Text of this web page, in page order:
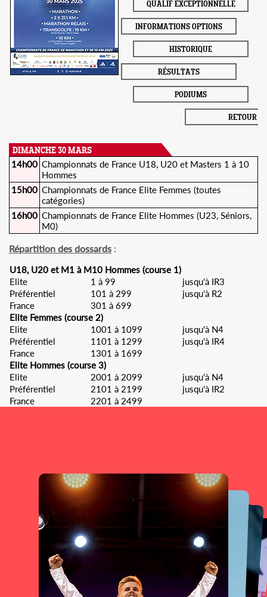
QUALIF EXCEPTIONNELLE
INFORMATIONS OPTIONS
HISTORIQUE
RÉSULTATS
PODIUMS
RETOUR
DIMANCHE 30 MARS
14h00 Championnats de France U18, U20 et Masters 1 à 10
Hommes
15h00 Championnats de France Elite Femmes (toutes
catégories)
16h00 Championnats de France Elite Hommes (U23, Séniors,
M0)
Répartition des dossards :
U18, U20 et M1 à M10 Hommes (course 1)
Elite
1 à 99
jusqu'à IR3
Préférentiel
101 à 299
jusqu'à R2
France
301 à 699
Elite Femmes (course 2)
Elite
1001 à 1099
jusqu'à N4
Préférentiel
1101 à 1299
jusqu'à IR4
France
1301 à 1699
Elite Hommes (course 3)
Elite
2001 à 2099
jusqu'à N4
Préférentiel
2101 à 2199
jusqu'à IR2
France
2201 à 2499